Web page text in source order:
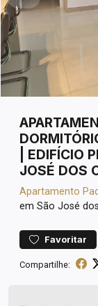
| EDIFÍCIO
JOSÉ DOS
Apartamento
em São José
Favoritar
Compartilhe: